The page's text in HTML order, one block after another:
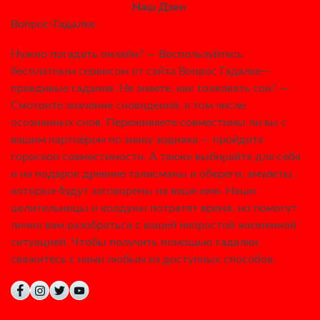
Наш Дзен
Вопрос-Гадалке
Нужно погадать онлайн? — Воспользуйтесь
бесплатным сервисом от сайта Вопрос Гадалке—
правдивые гадания. Не знаете, как толковать сон? —
Смотрите значение сновидений, в том числе
осознанных снов. Переживаете совместимы ли вы с
вашим партнёром по знаку зодиака — пройдите
гороскоп совместимости. А также выбирайте для себя
и на подарок древние талисманы и обереги, амулеты,
которые будут заговорены на ваше имя. Наши
целительницы и колдуны потратят время, но помогут
лично вам разобраться с вашей непростой жизненной
ситуацией. Чтобы получить помощью гадалки,
свяжитесь с нами любым из доступных способов.